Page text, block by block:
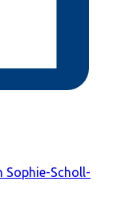
Sophie-Scholl-